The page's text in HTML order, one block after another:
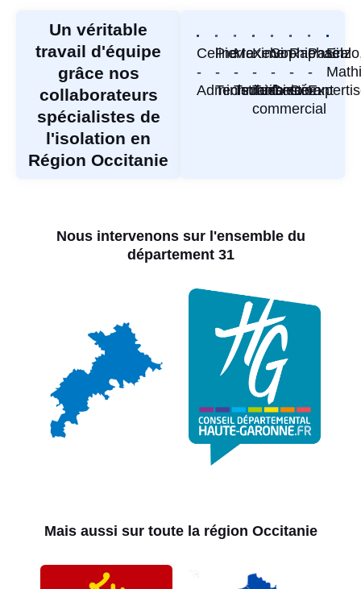
Un véritable
travail d'équipe
grâce nos
collaborateurs
spécialistes de
l'isolation en
Région Occitanie
Celine
-
Administratif
Pierre
-
Technicien
Maxime
-
Technicien
Kelvin
-
Technico-
commercial
Sophie
-
Gestion
Raphaël
-
Gérant
Pascal
-
Nous intervenons sur l'ensemble du
département 31
Mais aussi sur toute la région Occitanie